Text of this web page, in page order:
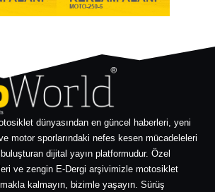
dünyasından en güncel haberleri, yeni
motor sporlarındaki nefes kesen mücadeleleri
dijital yayın platformudur. Özel
ve zengin E-Dergi arşivimizle motosiklet
kalmayın, bizimle yaşayın. Sürüş